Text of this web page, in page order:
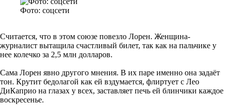
Фото: соцсети
Считается, что в этом союзе повезло Лорен. Женщина-
журналист вытащила счастливый билет, так как на пальчике у
нее колечко за 2,5 млн долларов.
Сама Лорен явно другого мнения. В их паре именно она задаёт
тон. Крутит бедолагой как ей вздумается, флиртует с Лео
ДиКаприо на глазах у всех, заставляет печь ей блинчики каждое
воскресенье.